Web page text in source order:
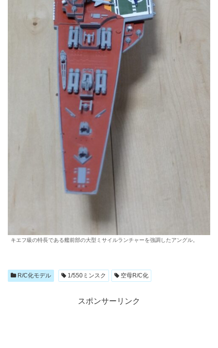
キエフ級の特長である艦前部の大型ミサイルランチャーを強調したアングル。
R/C化モデル 1/550ミンスク 空母R/C化
スポンサーリンク